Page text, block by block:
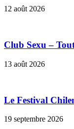
12 août 2026
Club Sexu –
13 août 2026
Le Festival
19 septembre 2026